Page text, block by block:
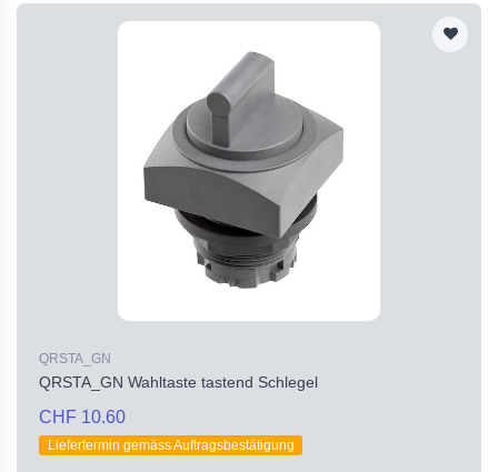
QRSTA_GN
QRSTA_GN Wahltaste tastend Schlegel
CHF 10.60
Liefertermin gemäss Auftragsbestätigung